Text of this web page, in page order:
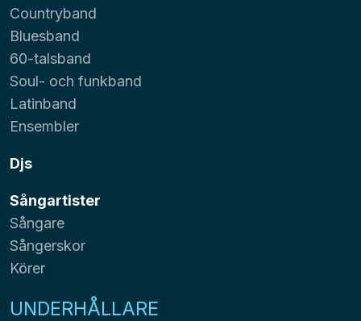
Countryband
Bluesband
60-talsband
Soul- och funkband
Latinband
Ensembler
Djs
Sångartister
Sångare
Sångerskor
Körer
UNDERHÅLLARE